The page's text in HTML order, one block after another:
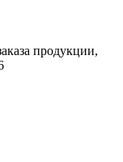
продукции,